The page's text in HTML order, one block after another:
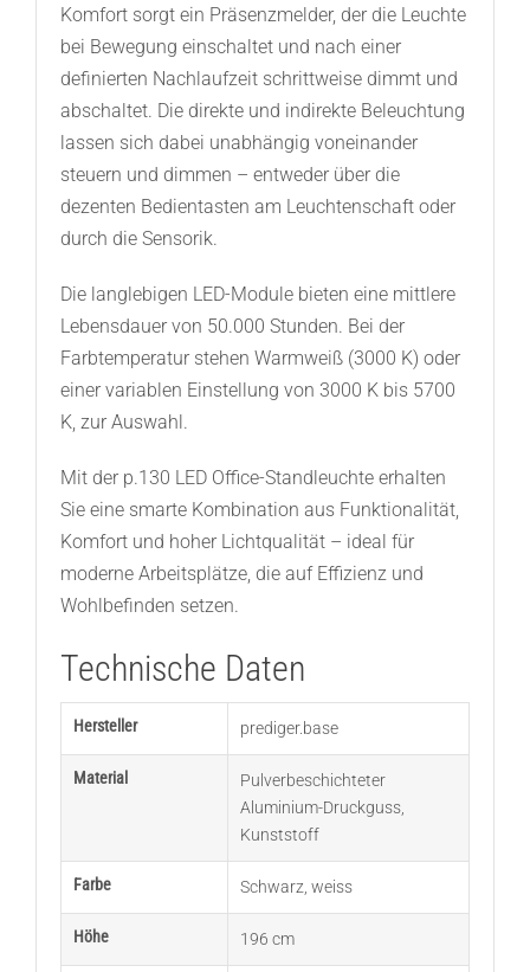
Komfort sorgt ein Präsenzmelder, der die Leuchte
bei Bewegung einschaltet und nach einer
definierten Nachlaufzeit schrittweise dimmt und
abschaltet. Die direkte und indirekte Beleuchtung
lassen sich dabei unabhängig voneinander
steuern und dimmen – entweder über die
dezenten Bedientasten am Leuchtenschaft oder
durch die Sensorik.
Die langlebigen LED-Module bieten eine mittlere
Lebensdauer von 50.000 Stunden. Bei der
Farbtemperatur stehen Warmweiß (3000 K) oder
einer variablen Einstellung von 3000 K bis 5700
K, zur Auswahl.
Mit der p.130 LED Office-Standleuchte erhalten
Sie eine smarte Kombination aus Funktionalität,
Komfort und hoher Lichtqualität – ideal für
moderne Arbeitsplätze, die auf Effizienz und
Wohlbefinden setzen.
Technische Daten
Hersteller prediger.base
Material
Pulverbeschichteter
Aluminium-Druckguss,
Kunststoff
Farbe Schwarz, weiss
Höhe 196 cm